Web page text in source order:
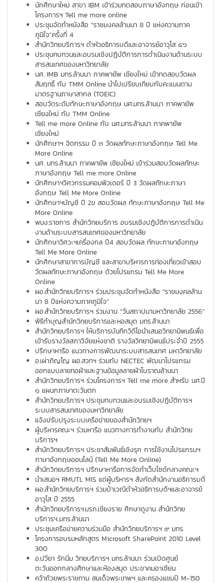
นักศึกษาใหม่ สาขา IBM เข้าร่วมทดสอบภาษาอังกฤษ ก่อนเข้า
โครงการฯ Tell me more online
ประชุมจัดทำหนังสือ “ราชมงคลล้านนา 8 ปี แห่งความภาค
ภูมิใจ”ครั้งที่ 4
สำนักวิทยบริการฯ ดำหัวอธิการบดีและอาจารย์อาวุโส ๕๖
ประชุมทบทวนและอบรมเชิงปฏิบัติการการดำเนินงานด้านระบบ
สารสนเทศของมหาวิทยาลัย
นศ. IMB มทร.ล้านนา ภาคพายัพ เชียงใหม่ เข้าทดสอบวัดผล
สัมฤทธิ์ กับ TMM Online นำไปเปรียบเทียบกับคะแนนตาม
มาตรฐานภาษาสากล (TOEIC)
สอบวัดระดับทักษะภาษาอังกฤษ นศ.มทร.ล้านนา ภาคพายัพ
เชียงใหม่ กับ TMM Online
Tell me more Online กับ นศ.มทร.ล้านนา ภาคพายัพ
เชียงใหม่
นักศึกษาฯ จิตกรรม ปี ๓ วัดผลทักษะภาษาอังกฤษ Tell Me
More Online
นศ. มทร.ล้านนา ภาคพายัพ เชียงใหม่ เข้าร่วมสอบวัดผลทักษะ
ภาษาอังกฤษ Tell me more Online
นักศึกษาฯวิศวกรรมคอมพิวเตอร์ ปี 3 วัดผลทักษะภาษา
อังกฤษ Tell Me More Online
นักศึกษาฯบัญชี ปี 2ข สอบวัดผล ทักษะภาษาอังกฤษ Tell Me
More Online
พนง.ราชการ สำนักวิทยบริการ อบรมเชิงปฏิบัติการการดำเนิน
งานด้านระบบสารสนเทศของมหาวิทยาลัย
นักศึกษาวิศวะฯเครื่องกล ปี4 สอบวัดผล ทักษะภาษาอังกฤษ
Tell Me More Online
นักศึกษาสาขาการบัญชี และสาขาบริหารการท่องเที่ยวเข้าสอบ
วัดผลทักษะภาษาอังกฤษ ด้วยโปรแกรม Tell Me More
Online
ผอ.สำนักวิทยบริการฯ ร่วมประชุมจัดทำหนังสือ “ราชมงคลล้าน
นา 8 ปีแห่งความภาคภูมิใจ”
ผอ.สำนักวิทยบริการฯ ร่วมงาน “วันสถาปนามหาวิทยาลัย 2556”
พิธีทำบุญสำนักวิทยบริการและหอสมุด มทร.ล้านนา
สำนักวิทยบริการฯ ให้บริการบันทึกวิดีโอนำเสนอวิทยานิพนธ์เพื่อ
เข้ารับรางวัลสภาวิจัยแห่งชาติ รางวัลวิทยานิพนธ์ประจำปี 2555
ปรึกษาหารือ แนวทางการพัฒนาระบบสารสนเทศ มหาวิทยาลัย
อ.เผ่าภิญโญ ผอ.สวทฯ ร่วมกับ NECTEC พัฒนาโปรแกรม
ออกแบบลายทอผ้าและฐานข้อมูลลายผ้าโบราณล้านนา
สำนักวิทยบริการฯ ร่วมโครงการฯ Tell me more สำหรับ นศ.ปี
๑ แผนกภาษาตะวันตก
สำนักวิทยบริการฯ ประชุมทบทวนและอบรมเชิงปฏิบัติการฯ
ระบบสารสนเทศของมหาวิทยาลัย
แจ้งปรับปรุงระบบเครือข่ายของสำนักวิทยฯ
ผู้บริหารคณะฯ ร่วมหารือ แนวทางการทำงานกับ สำนักวิทย
บริการฯ
สำนักวิทยบริการฯ ประชาสัมพันธ์เชิงรุก การใช้งานโปรแกรมฯ
ภาษาอังกฤษออนไลน์ (Tell Me More Online)
สำนักวิทยบริการฯ ปรึกษาหารือการจัดทำเว็บไซด์กลางคณะฯ
นำเสนอฯ RMUTL MIS แด่ผู้บริหารฯ สังกัดสำนักงานอธิการบดี
ผอ.สำนักวิทยบริการฯ ร่วมป๋าเวณีดำหัวอธิการบดีฯและอาจารย์
อาวุโส ปี 2555
สำนักวิทยบริการฯ.มรภ.เชียงราย ศึกษาดูงาน สำนักวิทย
บริการฯ..มทร.ล้านนา
ประชุมเครือข่ายความร่วมมือ สำนักวิทยบริการฯ ๙ มทร.
โครงการอบรมหลักสูตร Microsoft SharePoint 2010 Level
300
อ.ปวียา รักนิ่ม วิทยบริการฯ มทร.ล้านนา ร่วมเปิดศูนย์
ตะวันออกกลางศึกษาและห้องสมุด ประชาคมอาเซียน
คว้าถ้วยพระราชทาน สมเด็จพระเทพฯ และครองแชมป์ M-150